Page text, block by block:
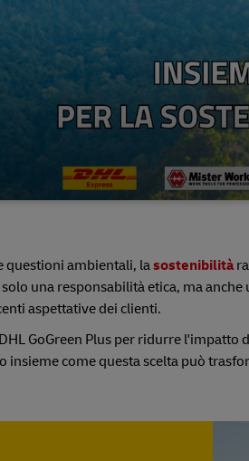
questioni ambientali, lasostenibilità
solo una responsabilità etica, ma
aspettative dei clienti.
GoGreen Plus per ridurre
insieme come questa scelta può